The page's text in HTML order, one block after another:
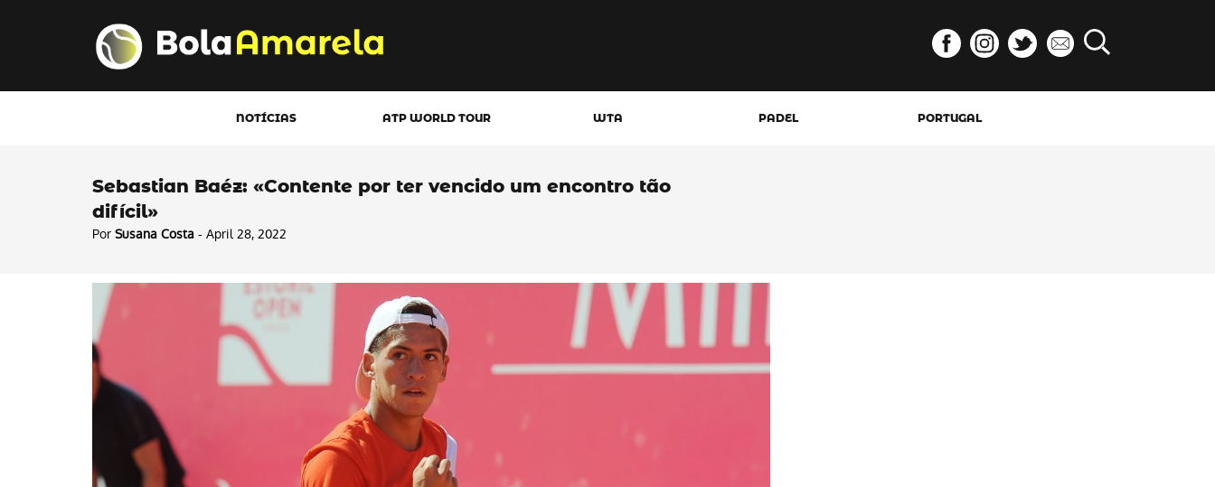
NOTÍCIAS ATP WORLD TOUR WTA PADEL PORTUGAL
Sebastian Baéz: «Contente por ter vencido um encontro tão
difícil»
Por Susana Costa - April 28, 2022